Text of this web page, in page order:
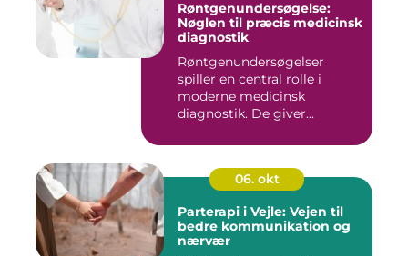
Røntgenundersøgelse:
Nøglen til præcis medicinsk
diagnostik
Røntgenundersøgelser
spiller en central rolle i
moderne medicinsk
diagnostik. De giver...
06. okt
Parterapi i Vejle: Vejen til
bedre kommunikation og
nærvær